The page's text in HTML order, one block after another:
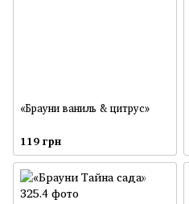
«Брауни ваниль & цитрус»
119 грн